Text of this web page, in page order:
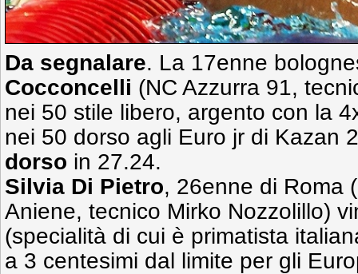
Da segnalare. La 17enne
Cocconcelli (NC Azzurra 91,
nei 50 stile libero, argento con la
nei 50 dorso agli Euro jr di Kazan
dorso in 27.24.
Silvia Di Pietro, 26enne di Roma
Aniene, tecnico Mirko Nozzolillo)
(specialità di cui è primatista
a 3 centesimi dal limite per gli